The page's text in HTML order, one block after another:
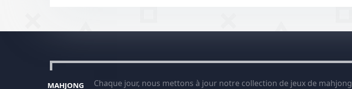
MAHJONG
Chaque jour, nous mettons à jour notre collection de jeux de mahjong